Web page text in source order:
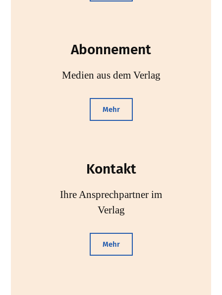
Abonnement
Medien aus dem Verlag
Mehr
Kontakt
Ihre Ansprechpartner im
Verlag
Mehr